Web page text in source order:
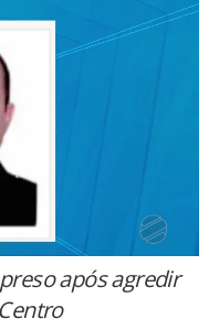
após agredir